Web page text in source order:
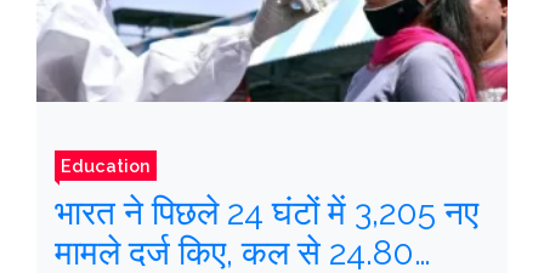
Education
भारत ने पिछले 24 घंटों में 3,205 नए
मामले दर्ज किए, कल से 24.80